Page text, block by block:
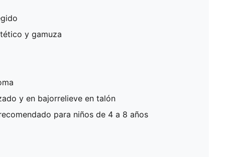
y gamuza
y en bajorrelieve en talón
para niños de 4 a 8 años